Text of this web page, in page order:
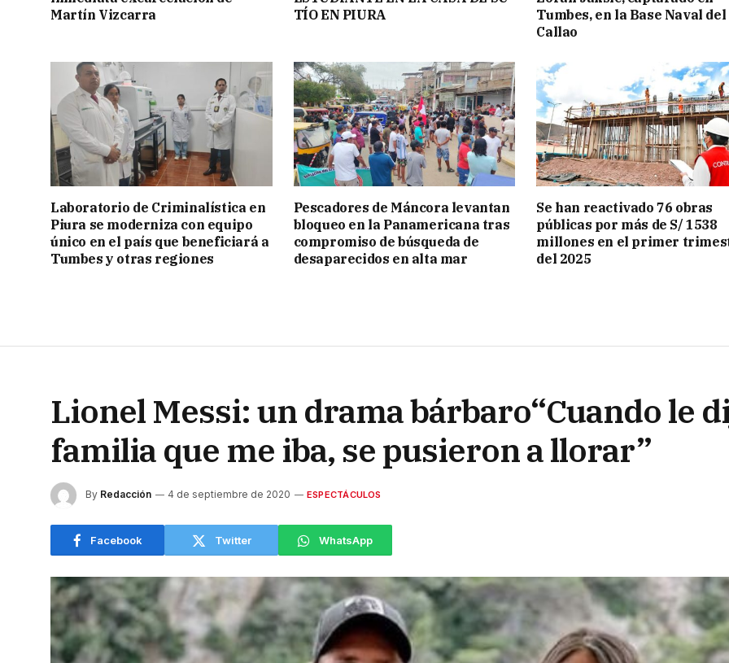
Martín Vizcarra
TÍO EN PIURA
Tumbes, en la Base Naval del
Callao
Laboratorio de Criminalística en
Piura se moderniza con equipo
único en el país que beneficiará a
Tumbes y otras regiones
Pescadores de Máncora levantan
bloqueo en la Panamericana tras
compromiso de búsqueda de
desaparecidos en alta mar
Se han reactivado 76 obras
públicas por más de S/ 1538
millones en el primer
del 2025
Lionel Messi: un drama bárbaro“Cuando le
familia que me iba, se pusieron a llorar”
By Redacción 4 de septiembre de 2020 ESPECTÁCULOS
Facebook Twitter WhatsApp